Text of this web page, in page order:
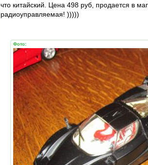
что китайский. Цена 498 руб, продается в
радиоуправляемая! )))))
Фото: